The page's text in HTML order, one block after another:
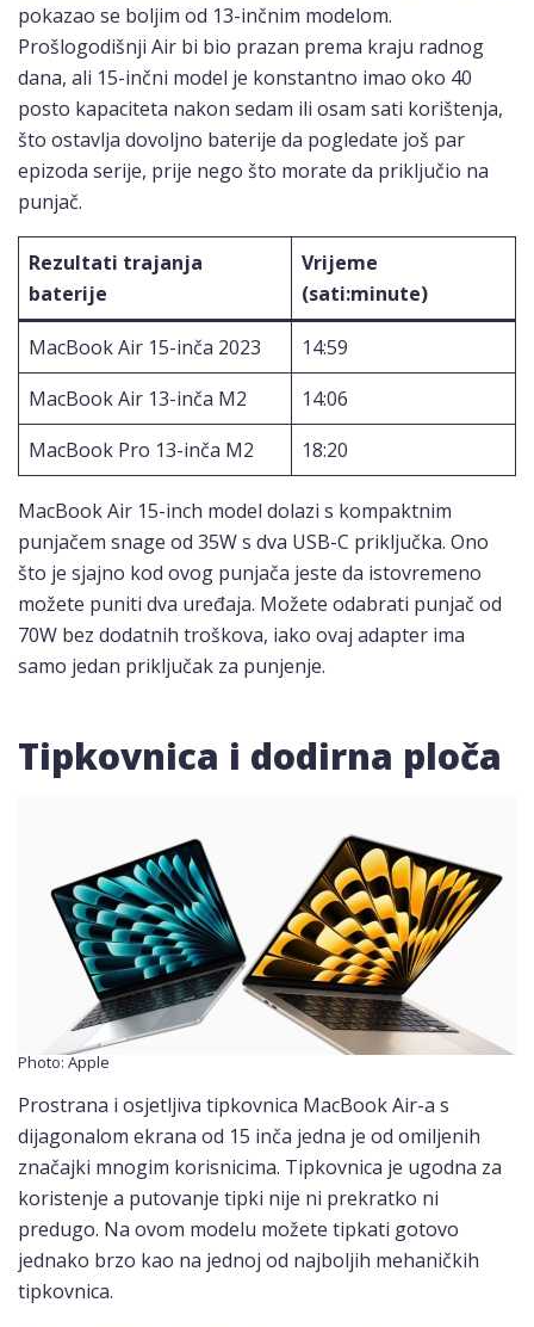
pokazao se boljim od 13-inčnim modelom.
Prošlogodišnji Air bi bio prazan prema kraju radnog
dana, ali 15-inčni model je konstantno imao oko 40
posto kapaciteta nakon sedam ili osam sati korištenja,
što ostavlja dovoljno baterije da pogledate još par
epizoda serije, prije nego što morate da priključio na
punjač.
Rezultati trajanja
baterije
Vrijeme
(sati:minute)
MacBook Air 15-inča 2023
14:59
MacBook Air 13-inča M2
14:06
MacBook Pro 13-inča M2
18:20
MacBook Air 15-inch model dolazi s kompaktnim
punjačem snage od 35W s dva USB-C priključka. Ono
što je sjajno kod ovog punjača jeste da istovremeno
možete puniti dva uređaja. Možete odabrati punjač od
70W bez dodatnih troškova, iako ovaj adapter ima
samo jedan priključak za punjenje.
Tipkovnica i dodirna ploča
Photo: Apple
Prostrana i osjetljiva tipkovnica MacBook Air-a s
dijagonalom ekrana od 15 inča jedna je od omiljenih
značajki mnogim korisnicima. Tipkovnica je ugodna za
koristenje a putovanje tipki nije ni prekratko ni
predugo. Na ovom modelu možete tipkati gotovo
jednako brzo kao na jednoj od najboljih mehaničkih
tipkovnica.